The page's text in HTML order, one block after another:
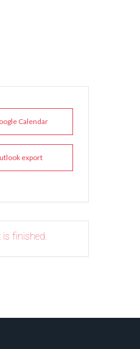
Calendar
export
is finished.